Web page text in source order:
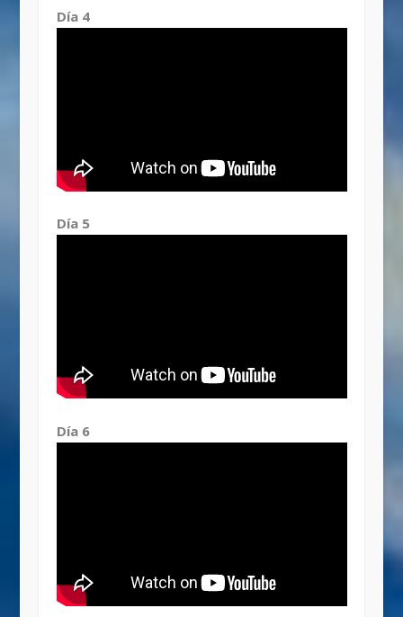
Día 4
Día 5
Día 6